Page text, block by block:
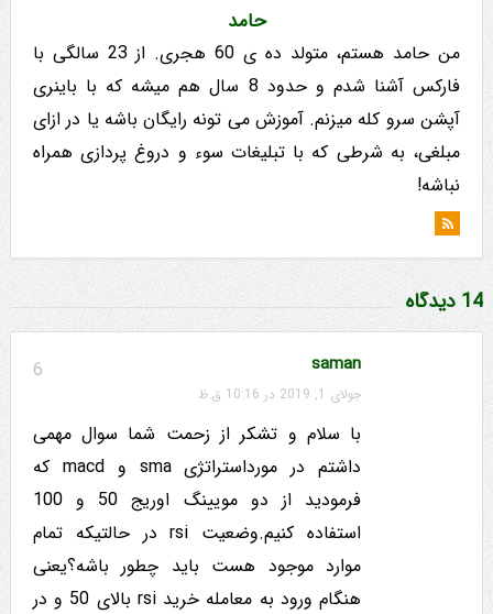
حامد
من حامد هستم، متولد ده ی 60 هجری. از 23 سالگی با
فارکس آشنا شدم و حدود 8 سال هم میشه که با باینری
آپشن سرو کله میزنم. آموزش می تونه رایگان باشه یا در ازای
مبلغی، به شرطی که با تبلیغات سوء و دروغ پردازی همراه
نباشه!
14 دیدگاه
6 saman
جولای 1, 2019 در 10:16 ق.ظ
با سلام و تشکر از زحمت شما سوال مهمی
داشتم در مورداستراتژی sma و macd که
فرمودید از دو مویینگ اوریج 50 و 100
استفاده کنیم.وضعیت rsi در حالتیکه تمام
موارد موجود هست باید چطور باشه؟یعنی
هنگام ورود به معامله خرید rsi بالای 50 و در